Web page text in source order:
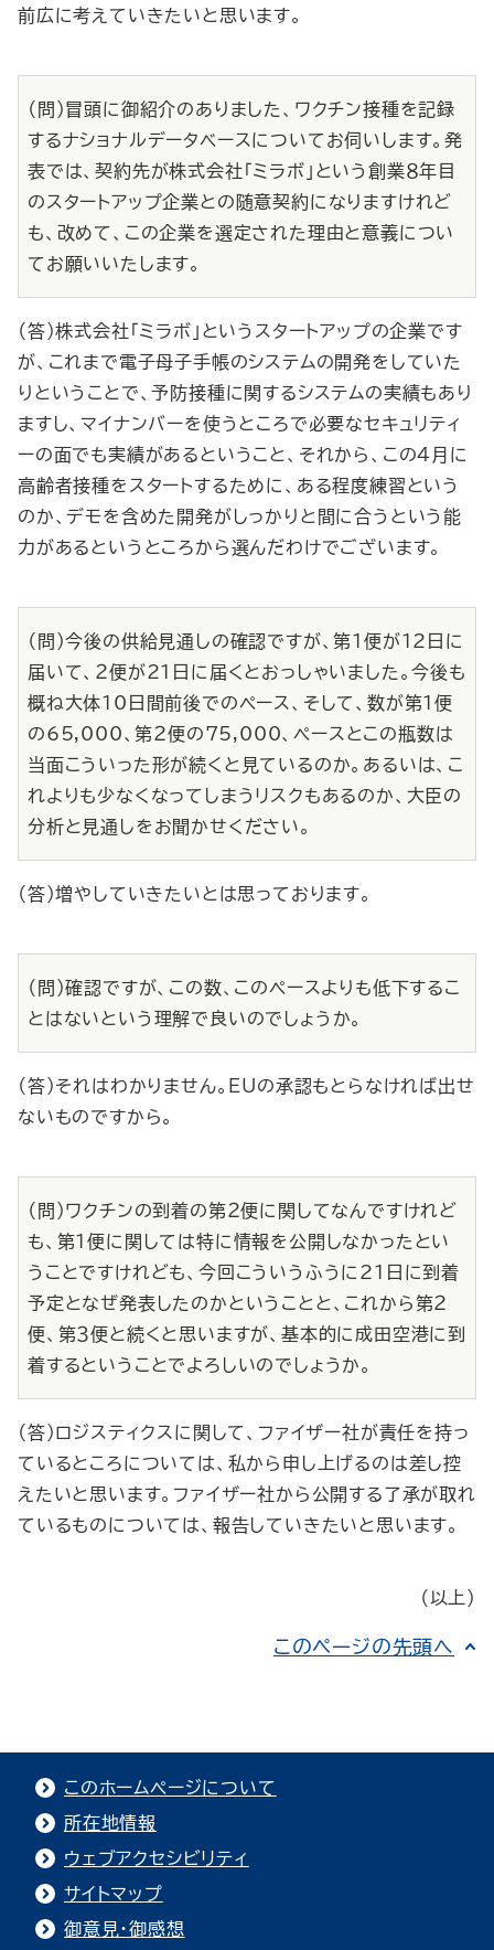
前広に考えていきたいと思います。
（問）冒頭に御紹介のありました、ワクチン接種を記録
するナショナルデータベースについてお伺いします。発
表では、契約先が株式会社「ミラボ」という創業８年目
のスタートアップ企業との随意契約になりますけれど
も、改めて、この企業を選定された理由と意義につい
てお願いいたします。
（答）株式会社「ミラボ」というスタートアップの企業です
が、これまで電子母子手帳のシステムの開発をしていた
りということで、予防接種に関するシステムの実績もあり
ますし、マイナンバーを使うところで必要なセキュリティ
ーの面でも実績があるということ、それから、この４月に
高齢者接種をスタートするために、ある程度練習という
のか、デモを含めた開発がしっかりと間に合うという能
力があるというところから選んだわけでございます。
（問）今後の供給見通しの確認ですが、第１便が12日に
届いて、２便が21日に届くとおっしゃいました。今後も
概ね大体10日間前後でのペース、そして、数が第１便
の65,000、第２便の75,000、ペースとこの瓶数は
当面こういった形が続くと見ているのか。あるいは、こ
れよりも少なくなってしまうリスクもあるのか、大臣の
分析と見通しをお聞かせください。
（答）増やしていきたいとは思っております。
（問）確認ですが、この数、このペースよりも低下するこ
とはないという理解で良いのでしょうか。
（答）それはわかりません。EUの承認もとらなければ出せ
ないものですから。
（問）ワクチンの到着の第２便に関してなんですけれど
も、第１便に関しては特に情報を公開しなかったとい
うことですけれども、今回こういうふうに21日に到着
予定となぜ発表したのかということと、これから第２
便、第３便と続くと思いますが、基本的に成田空港に到
着するということでよろしいのでしょうか。
（答）ロジスティクスに関して、ファイザー社が責任を持っ
ているところについては、私から申し上げるのは差し控
えたいと思います。ファイザー社から公開する了承が取れ
ているものについては、報告していきたいと思います。
（以上）
このページの先頭へ
このホームページについて
所在地情報
ウェブアクセシビリティ
サイトマップ
御意見・御感想